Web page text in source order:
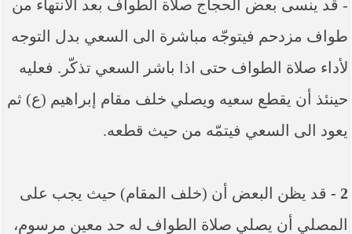
----- تصريح حول الأوضاع الراهنة في العراق
ما ورد في خطبة الجمعة لممثل المرجعية الدينية العليا
في كربلاء المقدسة فضيلة العلاّمة الشيخ عبد المهدي
الكربلائي في (14/ شعبان /1435هـ) الموافق ( 13/6/2014م
) بعد سيطرة (داعش) على مناطق واسعة في محافظتي
نينوى وصلاح الدين وإعلانها أنها تستهدف بقية
المحافظات
- قد ينسى بعض الحجاج صلاة الطواف بعد الانتهاء من
طواف مزدحم فيتوجّه مباشرة الى السعي بدل التوجه
لأداء صلاة الطواف حتى اذا باشر السعي تذكّر. فعليه
حينئذ أن يقطع سعيه ويصلي خلف مقام إبراهيم (ع) ثم
يعود الى السعي فيتمّه من حيث قطعه.
2 -
قد يظن البعض أن (خلف المقام) حيث يجب على
المصلي أن يصلي صلاة الطواف له حد معين مرسوم،